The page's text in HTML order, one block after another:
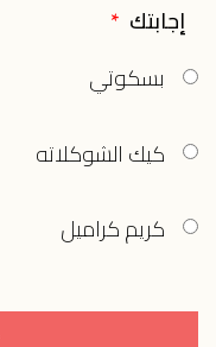
إجابتك
بسكوتي
كيك الشوكلاته
كريم كراميل